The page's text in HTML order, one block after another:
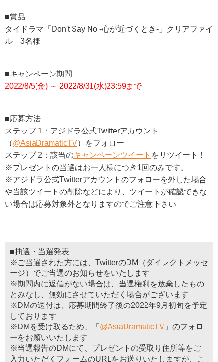
■賞品
タイドラマ「Don't Say No -心が近づくとき-」クリアファイ
ル 3名様
■キャンペーン期間
2022/8/5(金) ～ 2022/8/31(水)23:59まで
■応募方法
ステップ 1：アジドラ公式Twitterアカウント
（@AsiaDramaticTV）をフォロー
ステップ 2：該当のキャンペーンツイート をリツイート！
※プレゼントの当選はお一人様につき1回のみです。
※アジドラ公式Twitterアカウントのフォローを外した場合
や当該ツイートの削除などにより、ツイートが確認できな
い場合は応募対象外となりますのでご注意下さい
■抽選・当選発表
※ご当選された方には、TwitterのDM（ダイレクトメッセ
ージ）でご当選のお知らせをいたします
※期間内に返信がない場合は、当選権利を放棄したもの
とみなし、無効にさせていただく場合がございます
※DMの送付は、応募期間終了後の2022年9月初旬を予定
しております
※DMを受け取るため、「 @AsiaDramaticTV 」のフォロ
ーをお願いいたします
※当選報告のDMにて、プレゼントの受取り住所等をご
入力いただくフォームのURLをお送りいたしますが、こ